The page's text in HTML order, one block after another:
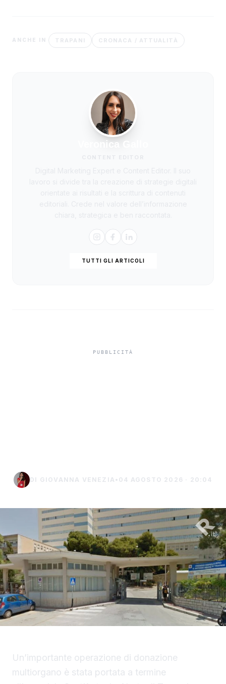
ANCHE IN TRAPANI CRONACA / ATTUALITÀ
Veronica Gallo
TUTTI GLI ARTICOLI
DI GIOVANNA VENEZIA • 04 AGOSTO 2026 · 20:04
Un’importante operazione di donazione
multiorgano è stata portata a termine